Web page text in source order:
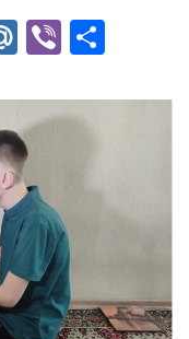
M
.R
u
Vi
er п
в
ь